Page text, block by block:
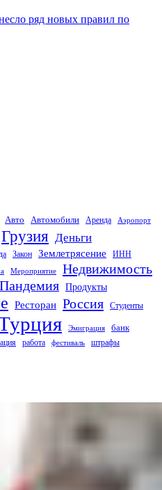
ряд новых правил по
Авто Автомобили Аренда Аэропорт
Грузия Деньги
Закон Землетрясение
ИНН
Мероприятие Недвижимость
Пандемия Продукты
Ресторан Россия Студенты
Эмиграция
банк
работа фестиваль штрафы